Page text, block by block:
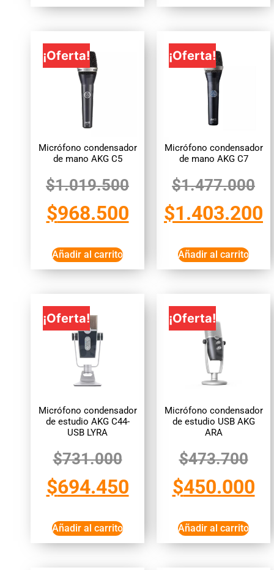
¡Oferta!
Micrófono condensador
de mano AKG C5
$1.019.500
$968.500
Añadir al carrito
¡Oferta!
Micrófono condensador
de mano AKG C7
$1.477.000
$1.403.200
Añadir al carrito
¡Oferta!
Micrófono condensador
de estudio AKG C44-
USB LYRA
$731.000
$694.450
Añadir al carrito
¡Oferta!
Micrófono condensador
de estudio USB AKG
ARA
$473.700
$450.000
Añadir al carrito